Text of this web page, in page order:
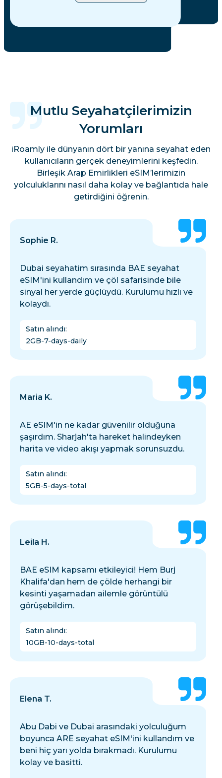
Mutlu Seyahatçilerimizin
Yorumları
iRoamly ile dünyanın dört bir yanına seyahat eden
kullanıcıların gerçek deneyimlerini keşfedin.
Birleşik Arap Emirlikleri eSIM’lerimizin
yolculuklarını nasıl daha kolay ve bağlantıda hale
getirdiğini öğrenin.
Sophie R.
Dubai seyahatim sırasında BAE seyahat
eSIM'ini kullandım ve çöl safarisinde bile
sinyal her yerde güçlüydü. Kurulumu hızlı ve
kolaydı.
Satın alındı:
2GB-7-days-daily
Maria K.
AE eSIM'in ne kadar güvenilir olduğuna
şaşırdım. Sharjah'ta hareket halindeyken
harita ve video akışı yapmak sorunsuzdu.
Satın alındı:
5GB-5-days-total
Leila H.
BAE eSIM kapsamı etkileyici! Hem Burj
Khalifa'dan hem de çölde herhangi bir
kesinti yaşamadan ailemle görüntülü
görüşebildim.
Satın alındı:
10GB-10-days-total
Elena T.
Abu Dabi ve Dubai arasındaki yolculuğum
boyunca ARE seyahat eSIM'ini kullandım ve
beni hiç yarı yolda bırakmadı. Kurulumu
kolay ve basitti.